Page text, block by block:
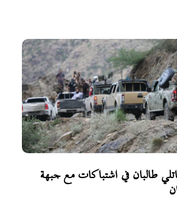
طالبان في اشتباكات مع جبهة